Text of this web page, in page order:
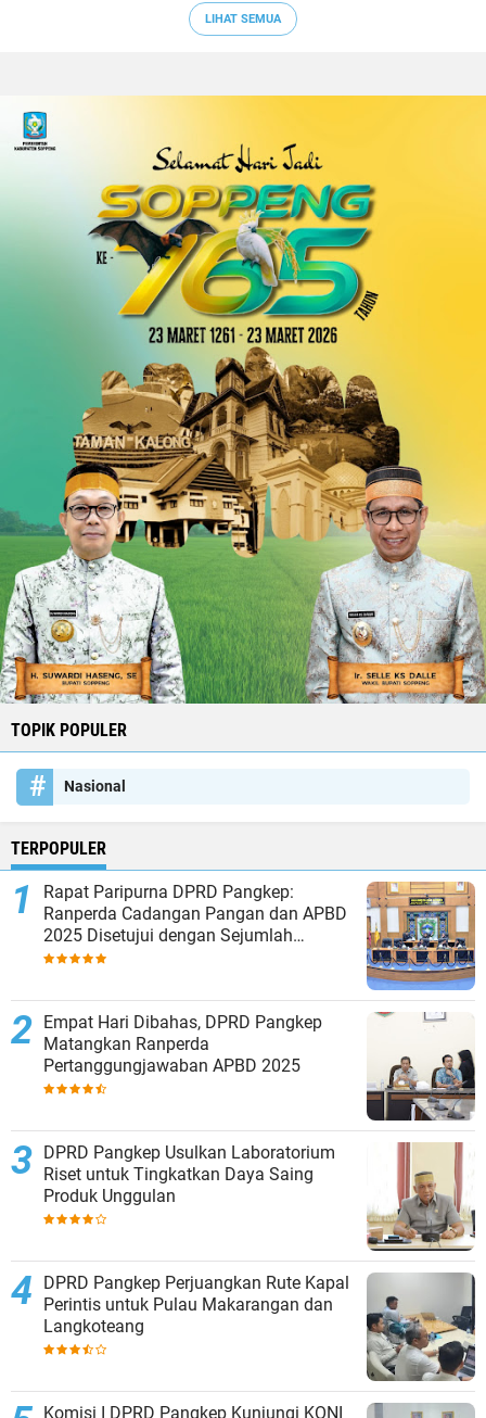
LIHAT SEMUA
TOPIK POPULER
Nasional
TERPOPULER
Rapat Paripurna DPRD Pangkep:
Ranperda Cadangan Pangan dan APBD
2025 Disetujui dengan Sejumlah
Catatan
Empat Hari Dibahas, DPRD Pangkep
Matangkan Ranperda
Pertanggungjawaban APBD 2025
DPRD Pangkep Usulkan Laboratorium
Riset untuk Tingkatkan Daya Saing
Produk Unggulan
DPRD Pangkep Perjuangkan Rute Kapal
Perintis untuk Pulau Makarangan dan
Langkoteang
Komisi I DPRD Pangkep Kunjungi KONI